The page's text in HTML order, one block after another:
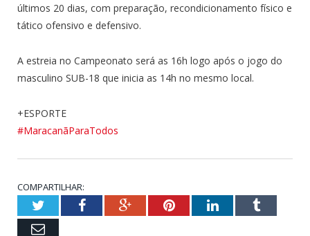
últimos 20 dias, com preparação, recondicionamento físico e
tático ofensivo e defensivo.
A estreia no Campeonato será as 16h logo após o jogo do
masculino SUB-18 que inicia as 14h no mesmo local.
+ESPORTE
#MaracanãParaTodos
COMPARTILHAR:
TwitterFacebookGoogle+PinterestLinkedInTumblr
Email